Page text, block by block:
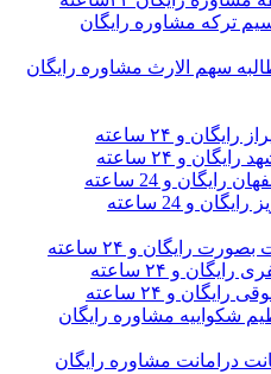
ترکه مشاوره رایگان
سهم الارث مشاوره رایگان
و ۲۴ ساعته
و ۲۴ ساعته
رایگان و 24 ساعته
و 24 ساعته
رایگان و ۲۴ ساعته
و ۲۴ ساعته
و ۲۴ ساعته
شکواییه مشاوره رایگان
درامانت مشاوره رایگان